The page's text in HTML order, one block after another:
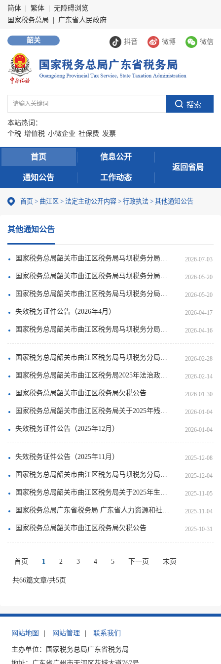
简体 繁体
无障碍浏览
国家税务总局
广东省人民政府
抖音 微博 微信
韶关
本站热词：
个税 增值税 小微企业 社保费 发票
首页 信息公开
通知公告 工作动态
返回省局
首页 > 曲江区 > 法定主动公开内容 > 行政执法 > 其他通知公告
其他通知公告
国家税务总局韶关市曲江区税务局马坝税务分局税务文书送达公告 2026-07-03
国家税务总局韶关市曲江区税务局马坝税务分局税务文书送达公告 2026-05-20
国家税务总局韶关市曲江区税务局马坝税务分局税务文书送达公告 2026-05-20
失效税务证件公告（2026年4月） 2026-04-17
国家税务总局韶关市曲江区税务局马坝税务分局税务文书送达公告 2026-04-16
国家税务总局韶关市曲江区税务局马坝税务分局税务文书送达公告 2026-02-28
国家税务总局韶关市曲江区税务局2025年法治政府建设年度报告 2026-02-14
国家税务总局韶关市曲江区税务局欠税公告 2026-01-30
国家税务总局韶关市曲江区税务局关于2025年残疾人就业保障金征收情况的公示 2026-01-04
失效税务证件公告（2025年12月） 2026-01-04
失效税务证件公告（2025年11月） 2025-12-08
国家税务总局韶关市曲江区税务局马坝税务分局税务文书送达公告 2025-12-04
国家税务总局韶关市曲江区税务局关于2025年生产企业分类管理类别评定动态调整为四类出口企业的公告 2025-11-05
国家税务总局广东省税务局 广东省人力资源和社会保障厅 广东省医疗保障局关于暂停办理社会保险费业务的通告 2025-11-04
国家税务总局韶关市曲江区税务局欠税公告 2025-10-31
首页 1 2 3 4 5 下一页 末页
共66篇文章/共5页
网站地图 网站管理 联系我们
主办单位：国家税务总局广东省税务局